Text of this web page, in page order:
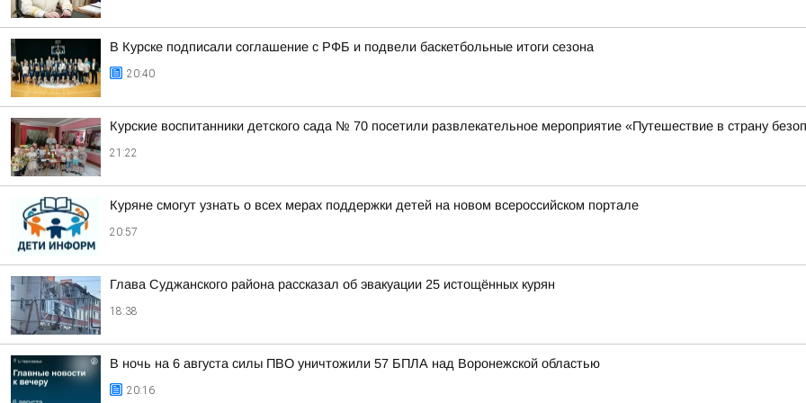
В Курске подписали соглашение с РФБ и подвели баскетбольные итоги сезона
20:40
Курские воспитанники детского сада № 70 посетили развлекательное мероприятие «Путешествие в страну
21:22
Куряне смогут узнать о всех мерах поддержки детей на новом всероссийском портале
20:57
Глава Суджанского района рассказал об эвакуации 25 истощённых курян
18:38
В ночь на 6 августа силы ПВО уничтожили 57 БПЛА над Воронежской областью
20:16